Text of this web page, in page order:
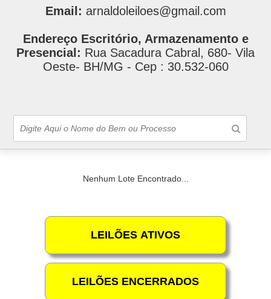
Email: arnaldoleiloes@gmail.com
Endereço Escritório, Armazenamento e
Presencial: Rua Sacadura Cabral, 680- Vila
Oeste- BH/MG - Cep : 30.532-060
Nenhum Lote Encontrado...